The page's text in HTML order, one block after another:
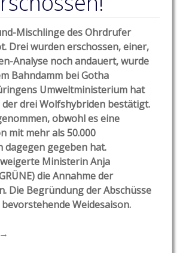
Mischlinge des Ohrdrufer
Drei wurden erschossen, einer,
Analyse noch andauert, wurde
Bahndamm bei Gotha
Umweltministerium hat
der drei Wolfshybriden bestätigt.
obwohl es eine
mit mehr als 50.000
gegeben hat.
Ministerin Anja
die Annahme der
Die Begründung der Abschüsse
Weidesaison.